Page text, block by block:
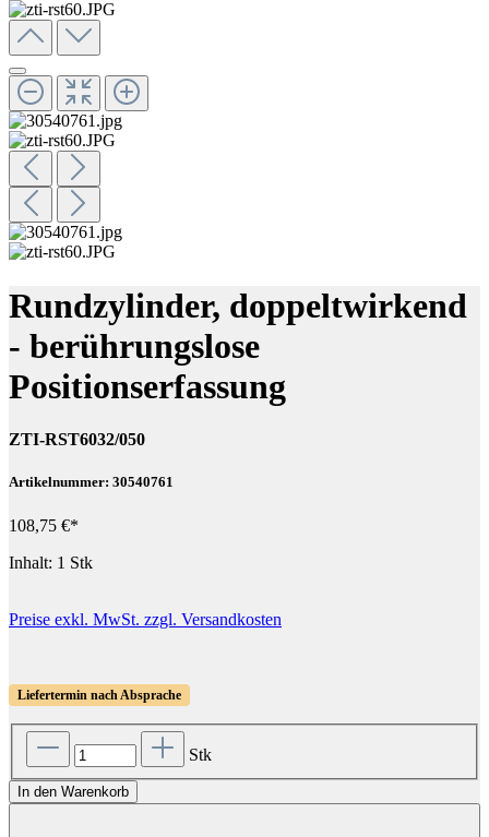
Rundzylinder, doppeltwirkend
- berührungslose
Positionserfassung
ZTI-RST6032/050
Artikelnummer: 30540761
108,75 €*
Inhalt: 1 Stk
Preise exkl. MwSt. zzgl. Versandkosten
Liefertermin nach Absprache
Stk
In den Warenkorb